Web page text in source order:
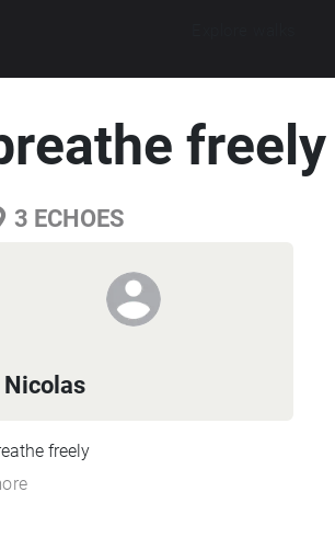
freely
3 ECHOES
Nicolas
freely